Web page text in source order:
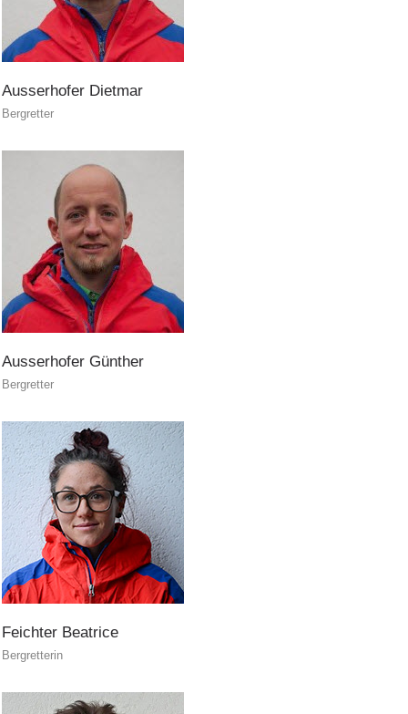
Contatti
NEWS
Ausserhofer Dietmar
Bergretter
Ausserhofer Günther
Bergretter
Feichter Beatrice
Bergretterin